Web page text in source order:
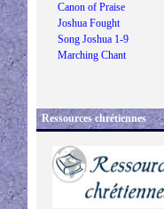
Canon of Praise
Joshua Fought
Song Joshua 1-9
Marching Chant
Ressources chrétiennes